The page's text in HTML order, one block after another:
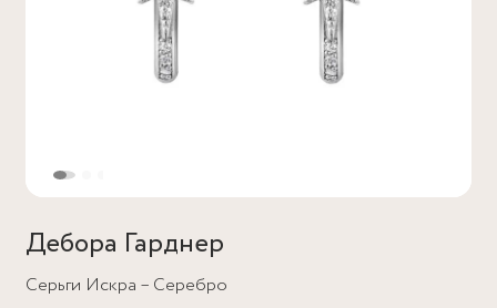
Дебора Гарднер
Серьги Искра – Серебро